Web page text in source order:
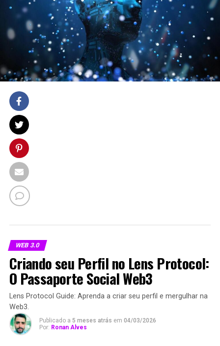
WEB 3.0
Criando seu Perfil no Lens Protocol:
O Passaporte Social Web3
Lens Protocol Guide: Aprenda a criar seu perfil e mergulhar na
Web3.
Publicado a 5 meses atrás em 04/03/2026
Por: Ronan Alves